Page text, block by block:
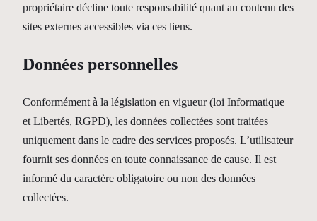
propriétaire décline toute responsabilité quant au contenu des
sites externes accessibles via ces liens.
Données personnelles
Conformément à la législation en vigueur (loi Informatique
et Libertés, RGPD), les données collectées sont traitées
uniquement dans le cadre des services proposés. L’utilisateur
fournit ses données en toute connaissance de cause. Il est
informé du caractère obligatoire ou non des données
collectées.